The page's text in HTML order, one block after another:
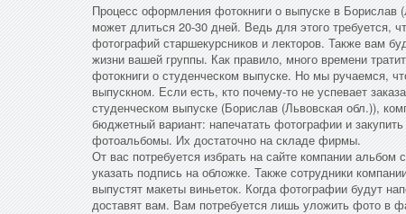
Процесс оформления фотокниги о выпуске в Борислав
может длиться 20-30 дней. Ведь для этого требуется,
фотографий старшекурсников и лекторов. Также вам
жизни вашей группы. Как правило, много времени
фотокниги о студенческом выпуске. Но мы ручаемся,
выпускном. Если есть, кто почему-то не успевает
студенческом выпуске (Борислав (Львовская обл.)),
бюджетный вариант: напечатать фотографии и
фотоальбомы. Их достаточно на складе фирмы.
От вас потребуется избрать на сайте компании
указать подпись на обложке. Также сотрудники
выпустят макеты виньеток. Когда фотографии будут
доставят вам. Вам потребуется лишь уложить фото в